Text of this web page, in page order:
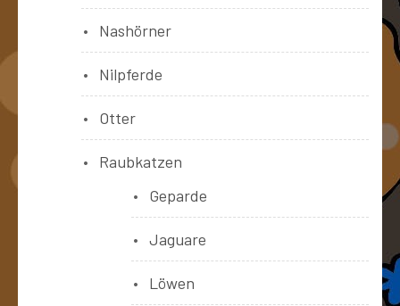
Nashörner
Nilpferde
Otter
Raubkatzen
Geparde
Jaguare
Löwen